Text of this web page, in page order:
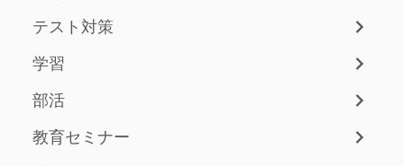
テスト対策
学習
部活
教育セミナー